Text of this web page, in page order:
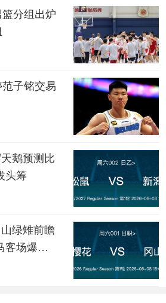
分组出炉
子铭交易
鹅预测比
头筹
绿雉前瞻
客场爆冷